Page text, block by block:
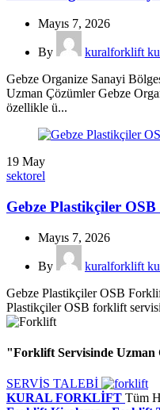
Mayıs 7, 2026
By
kuralforklift
Gebze Organize Sanayi
Uzman Çözümler Gebze
özellikle ü...
19 May
sektorel
Gebze Plastikçiler
Mayıs 7, 2026
By
kuralforklift
Gebze Plastikçiler OSB
Plastikçiler OSB forklift
"Forklift Servisinde Uzman
SERVİS TALEBİ
KURAL FORKLİFT Tüm